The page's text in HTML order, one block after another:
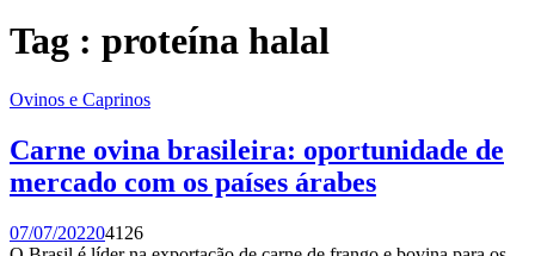
Tag : proteína halal
Ovinos e Caprinos
Carne ovina brasileira: oportunidade de
mercado com os países árabes
07/07/202204126